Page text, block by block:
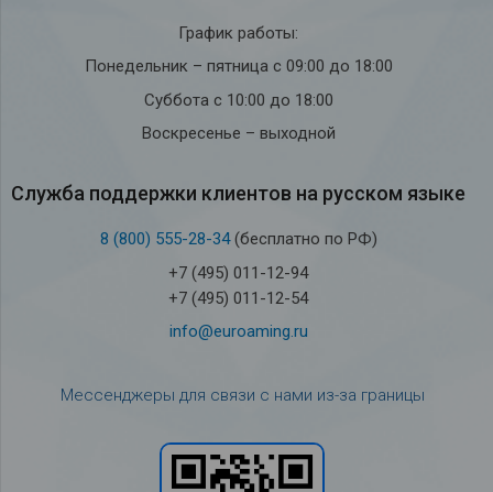
График работы:
Понедельник – пятница с 09:00 до 18:00
Суббота с 10:00 до 18:00
Воскресенье – выходной
Служба под­держки кли­ен­тов на рус­ском языке
8 (800) 555-28-34(бесплатно по РФ)
+7 (495) 011-12-94
+7 (495) 011-12-54
info@euroaming.ru
Мессенджеры для связи с нами из-за границы